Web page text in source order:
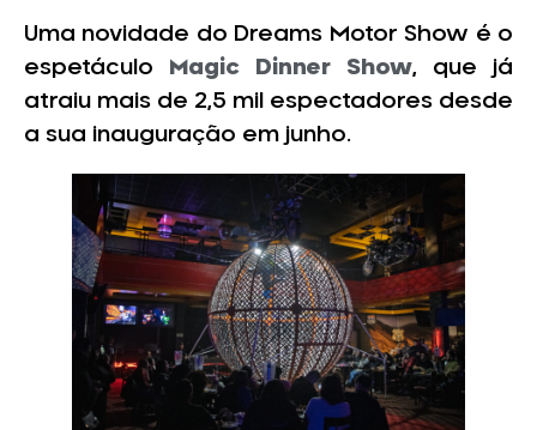
Uma novidade do Dreams Motor Show é o
espetáculo
Magic Dinner Show, que já
atraiu mais de 2,5 mil espectadores desde
a sua inauguração em junho.